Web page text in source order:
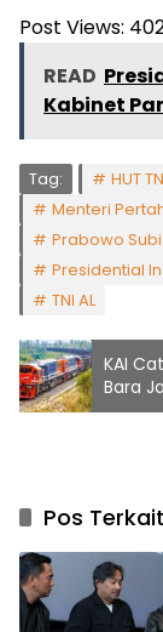
Post Views:
READ
Kabinet
Tag: HUT
Menteri
Prabowo
Presidential
TNI AL
KAI
Bara
Pos Terkait